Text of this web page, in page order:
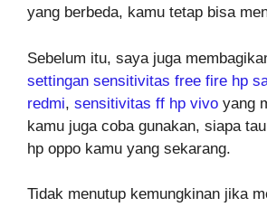
yang berbeda, kamu tetap bisa
Sebelum itu, saya juga
settingan sensitivitas free fire hp
redmi, sensitivitas ff hp vivo yang
kamu juga coba gunakan, siapa
hp oppo kamu yang sekarang.
Tidak menutup kemungkinan jika